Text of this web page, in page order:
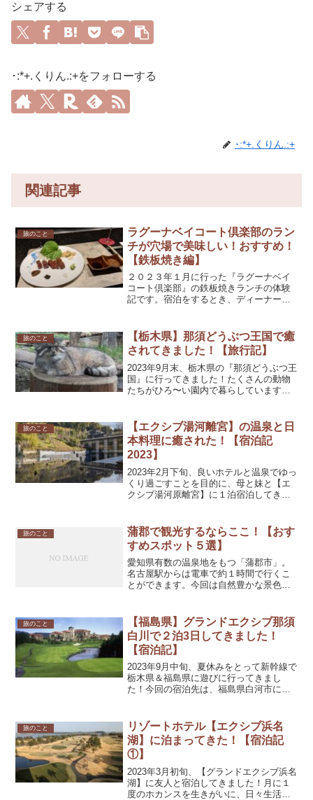
シェアする
･:*+.くりん.:+をフォローする
･:*+.くりん.:+
関連記事
旅のこと
ラグーナベイコート倶楽部のラン
チが穴場で美味しい！おすすめ！
【鉄板焼き編】
２０２３年１月に行った『ラグーナベイ
コート倶楽部』の鉄板焼きランチの体験
記です。宿泊をするとき、ディーナー予
てきました。ランチは割と穴場だそうで
す。私たちが行った日（正...
旅のこと
【栃木県】那須どうぶつ王国で癒
されてきました！【旅行記】
2023年9月末、栃木県の『那須どうぶつ王
国』に行ってきました！たくさんの動物
たちがひろ〜い園内で暮らしています。
のアクセス車でのアクセスは、東京方面
からは、東北...
旅のこと
【エクシブ湯河離宮】の温泉と日
本料理に癒された！【宿泊記
2023】
2023年2月下旬、良いホテルと温泉でゆっ
くり過ごすことを目的に、母と妹と【エ
クシブ湯河原離宮】に１泊宿泊してきま
違い、ホテルや旅館に”おこもりステイ”を
目的とする人に...
旅のこと
蒲郡で観光するならここ！【おす
すめスポット５選】
愛知県有数の温泉地をもつ「蒲郡市」。
名古屋駅からは電車で約１時間で行くこ
とができます。今回は自然豊かな景色や
強パワースポット『竹島』蒲郡市といえ
ば、この『竹島』を思い浮...
旅のこと
【福島県】グランドエクシブ那須
白川で２泊3日してきました！
【宿泊記】
2023年9月中旬、夏休みをとって新幹線で
栃木県＆福島県に遊びに行ってきまし
た！今回の宿泊先は、福島県白河市にあ
が、正面玄関です^^;⬇︎エクシブ那須白河
東京駅から東北...
旅のこと
リゾートホテル【エクシブ浜名
湖】に泊まってきた！【宿泊記
①】
2023年3月初旬、【グランドエクシブ浜名
湖】に友人と宿泊してきました！月に１
度のホカンスを生きがいに、日々生活し